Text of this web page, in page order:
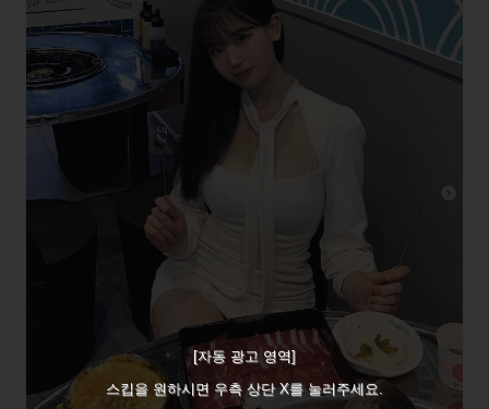
[자동 광고 영역]
스킵을 원하시면 우측 상단 X를 눌러주세요.